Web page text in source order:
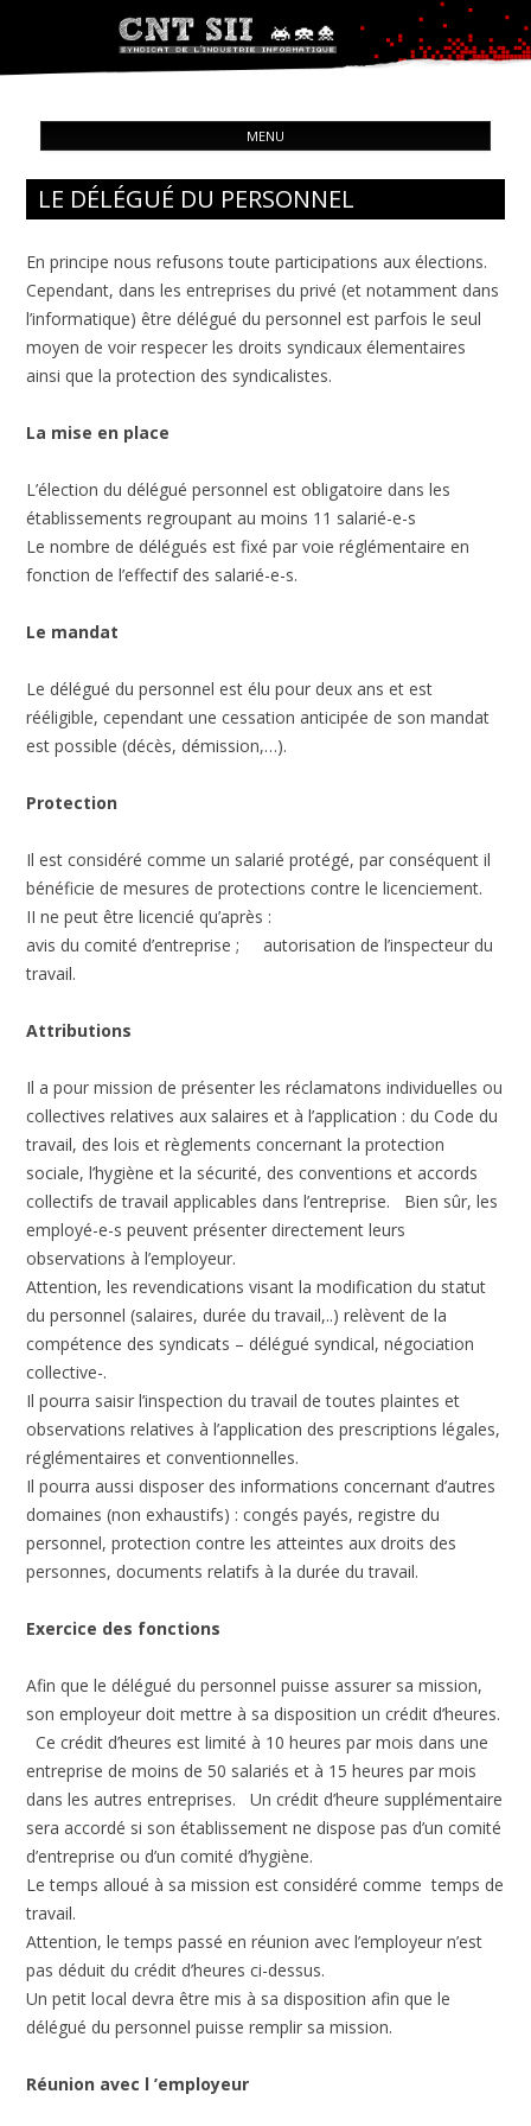
CNT – Solidarité Ouvrière
MENU
LE DÉLÉGUÉ DU PERSONNEL
En principe nous refusons toute participations aux élections.
Cependant, dans les entreprises du privé (et notamment dans
l’informatique) être délégué du personnel est parfois le seul
moyen de voir respecer les droits syndicaux élementaires
ainsi que la protection des syndicalistes.
La mise en place
L’élection du délégué personnel est obligatoire dans les
établissements regroupant au moins 11 salarié-e-s
Le nombre de délégués est fixé par voie réglémentaire en
fonction de l’effectif des salarié-e-s.
Le mandat
Le délégué du personnel est élu pour deux ans et est
rééligible, cependant une cessation anticipée de son mandat
est possible (décès, démission,…).
Protection
Il est considéré comme un salarié protégé, par conséquent il
bénéficie de mesures de protections contre le licenciement.
II ne peut être licencié qu’après :
avis du comité d’entreprise ; autorisation de l’inspecteur du
travail.
Attributions
Il a pour mission de présenter les réclamatons individuelles ou
collectives relatives aux salaires et à l’application : du Code du
travail, des lois et règlements concernant la protection
sociale, l’hygiène et la sécurité, des conventions et accords
collectifs de travail applicables dans l’entreprise. Bien sûr, les
employé-e-s peuvent présenter directement leurs
observations à l’employeur.
Attention, les revendications visant la modification du statut
du personnel (salaires, durée du travail,..) relèvent de la
compétence des syndicats – délégué syndical, négociation
collective-.
Il pourra saisir l’inspection du travail de toutes plaintes et
observations relatives à l’application des prescriptions légales,
réglémentaires et conventionnelles.
Il pourra aussi disposer des informations concernant d’autres
domaines (non exhaustifs) : congés payés, registre du
personnel, protection contre les atteintes aux droits des
personnes, documents relatifs à la durée du travail.
Exercice des fonctions
Afin que le délégué du personnel puisse assurer sa mission,
son employeur doit mettre à sa disposition un crédit d’heures.
Ce crédit d’heures est limité à 10 heures par mois dans une
entreprise de moins de 50 salariés et à 15 heures par mois
dans les autres entreprises. Un crédit d’heure supplémentaire
sera accordé si son établissement ne dispose pas d’un comité
d’entreprise ou d’un comité d’hygiène.
Le temps alloué à sa mission est considéré comme temps de
travail.
Attention, le temps passé en réunion avec l’employeur n’est
pas déduit du crédit d’heures ci-dessus.
Un petit local devra être mis à sa disposition afin que le
délégué du personnel puisse remplir sa mission.
Réunion avec l ’employeur